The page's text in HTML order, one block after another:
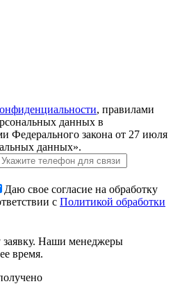
, правилами
данных в
Федерального закона от 27 июля
данных».
Даю свое согласие на обработку
с Политикой обработки
заявку. Наши менеджеры
время.